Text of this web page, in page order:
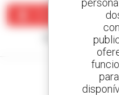
Nenhum resultado